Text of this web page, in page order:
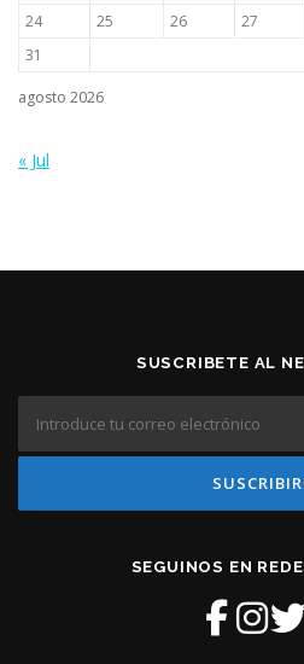
agosto 2026
24
25 26 27
31
« Jul
SUSCRIBETE AL
SEGUINOS EN